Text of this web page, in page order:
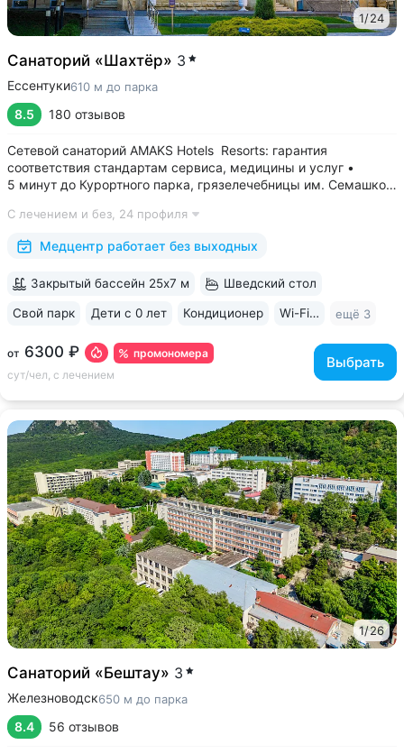
1/24
Санаторий «Шахтёр» 3
Ессентуки610 м до парка
8.5 180 отзывов
Сетевой санаторий AMAKS Hotels Resorts: гарантия
соответствия стандартам сервиса, медицины и услуг •
5 минут до Курортного парка, грязелечебницы им. Семашко,
водой Ессентуки № 4 и № 17 • Главный корпус
«Центральный» — историческое здание...
С лечением и без, 24 профиля
Медцентр работает без выходных
промономера
от 6300 ₽
сут/чел, с лечением
Выбрать
Закрытый бассейн 25х7 м Шведский стол
Свой парк Дети с 0 лет Кондиционер Wi-Fi в номерах ещё 3
1/26
Санаторий «Бештау» 3
Железноводск650 м до парка
8.4 56 отзывов